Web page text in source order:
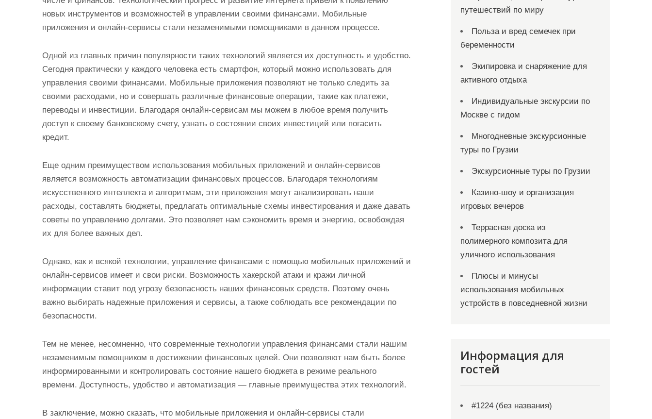
новых инструментов и возможностей в управлении своими финансами. Мобильные
приложения и онлайн-сервисы стали незаменимыми помощниками в данном процессе.
Одной из главных причин популярности таких технологий является их доступность и удобство.
Сегодня практически у каждого человека есть смартфон, который можно использовать для
управления своими финансами. Мобильные приложения позволяют не только следить за
своими расходами, но и совершать различные финансовые операции, такие как платежи,
переводы и инвестиции. Благодаря онлайн-сервисам мы можем в любое время получить
доступ к своему банковскому счету, узнать о состоянии своих инвестиций или погасить
кредит.
Еще одним преимуществом использования мобильных приложений и онлайн-сервисов
является возможность автоматизации финансовых процессов. Благодаря технологиям
искусственного интеллекта и алгоритмам, эти приложения могут анализировать наши
расходы, составлять бюджеты, предлагать оптимальные схемы инвестирования и даже давать
советы по управлению долгами. Это позволяет нам сэкономить время и энергию, освобождая
их для более важных дел.
Однако, как и всякой технологии, управление финансами с помощью мобильных приложений и
онлайн-сервисов имеет и свои риски. Возможность хакерской атаки и кражи личной
информации ставит под угрозу безопасность наших финансовых средств. Поэтому очень
важно выбирать надежные приложения и сервисы, а также соблюдать все рекомендации по
безопасности.
Тем не менее, несомненно, что современные технологии управления финансами стали нашим
незаменимым помощником в достижении финансовых целей. Они позволяют нам быть более
информированными и контролировать состояние нашего бюджета в режиме реального
времени. Доступность, удобство и автоматизация — главные преимущества этих технологий.
В заключение, можно сказать, что мобильные приложения и онлайн-сервисы стали
путешествий по миру
Польза и вред семечек при
беременности
Экипировка и снаряжение для
активного отдыха
Индивидуальные экскурсии по
Москве с гидом
Многодневные экскурсионные
туры по Грузии
Экскурсионные туры по Грузии
Казино-шоу и организация
игровых вечеров
Террасная доска из
полимерного композита для
уличного использования
Плюсы и минусы
использования мобильных
устройств в повседневной жизни
Информация для
гостей
#1224 (без названия)